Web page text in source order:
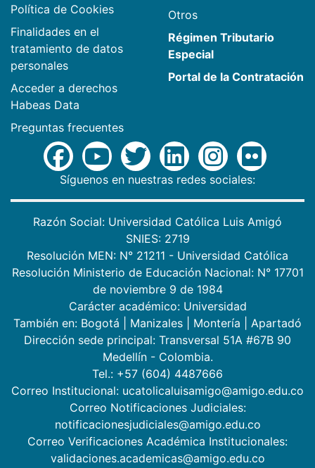
Política de Cookies
Finalidades en el
tratamiento de datos
personales
Acceder a derechos
Habeas Data
Preguntas frecuentes
Otros
Régimen Tributario
Especial
Portal de la Contratación
Síguenos en nuestras redes sociales:
Razón Social: Universidad Católica Luis Amigó
SNIES: 2719
Resolución MEN: N° 21211 - Universidad Católica
Resolución Ministerio de Educación Nacional: N° 17701
de noviembre 9 de 1984
Carácter académico: Universidad
También en: Bogotá Manizales Montería
Apartadó
Dirección sede principal: Transversal 51A #67B 90
Medellín - Colombia.
Tel.: +57 (604) 4487666
Correo Institucional: ucatolicaluisamigo@amigo.edu.co
Correo Notificaciones Judiciales:
notificacionesjudiciales@amigo.edu.co
Correo Verificaciones Académica Institucionales:
validaciones.academicas@amigo.edu.co